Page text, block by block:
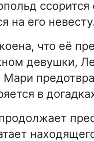
на его
что её
девушки,
в